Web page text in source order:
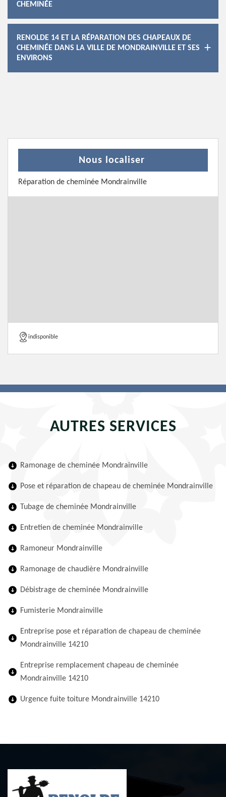
CHEMINÉE
RENOLDE 14 ET LA RÉPARATION DES CHAPEAUX DE
CHEMINÉE DANS LA VILLE DE MONDRAINVILLE ET SES
ENVIRONS
Nous localiser
Réparation de cheminée Mondrainville
indisponible
AUTRES SERVICES
Ramonage de cheminée Mondrainville
Pose et réparation de chapeau de cheminée Mondrainville
Tubage de cheminée Mondrainville
Entretien de cheminée Mondrainville
Ramoneur Mondrainville
Ramonage de chaudière Mondrainville
Débistrage de cheminée Mondrainville
Fumisterie Mondrainville
Entreprise pose et réparation de chapeau de cheminée
Mondrainville 14210
Entreprise remplacement chapeau de cheminée
Mondrainville 14210
Urgence fuite toiture Mondrainville 14210